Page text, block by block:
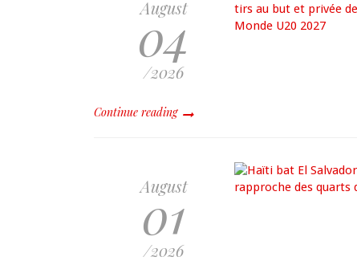
August
04
/2026
Continue reading
August
01
/2026